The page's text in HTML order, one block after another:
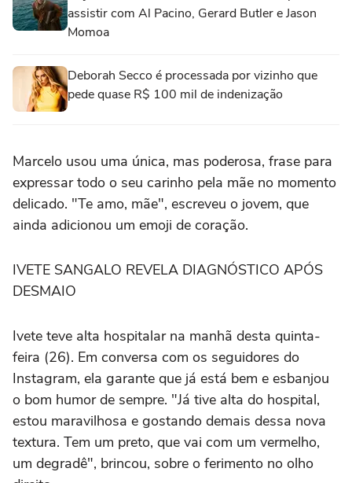
assistir com Al Pacino, Gerard Butler e Jason
Momoa
Deborah Secco é processada por vizinho que
pede quase R$ 100 mil de indenização
Marcelo usou uma única, mas poderosa, frase para
expressar todo o seu carinho pela mãe no momento
delicado. "Te amo, mãe", escreveu o jovem, que
ainda adicionou um emoji de coração.
IVETE SANGALO REVELA DIAGNÓSTICO APÓS
DESMAIO
Ivete teve alta hospitalar na manhã desta quinta-
feira (26). Em conversa com os seguidores do
Instagram, ela garante que já está bem e esbanjou
o bom humor de sempre. "Já tive alta do hospital,
estou maravilhosa e gostando demais dessa nova
textura. Tem um preto, que vai com um vermelho,
um degradê", brincou, sobre o ferimento no olho